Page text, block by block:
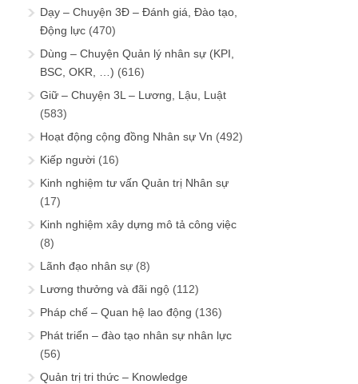
Dạy – Chuyện 3Đ – Đánh giá, Đào tạo,
Động lực (470)
Dùng – Chuyện Quản lý nhân sự (KPI,
BSC, OKR, …) (616)
Giữ – Chuyện 3L – Lương, Lậu, Luật
(583)
Hoạt động cộng đồng Nhân sự Vn (492)
Kiếp người (16)
Kinh nghiệm tư vấn Quản trị Nhân sự
(17)
Kinh nghiệm xây dựng mô tả công việc
(8)
Lãnh đạo nhân sự (8)
Lương thưởng và đãi ngộ (112)
Pháp chế – Quan hệ lao động (136)
Phát triển – đào tạo nhân sự nhân lực
(56)
Quản trị tri thức – Knowledge